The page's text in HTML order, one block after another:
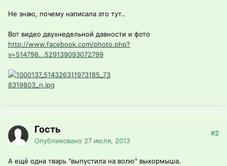
Не знаю, почему написала это тут..
Вот видео двухнедельной давности и фото
http://www.facebook.com/photo.php?
v=514798...529139093072799
Гость
Опубликовано 27 июля, 2013
#2
А ещё одна тварь "выпустила на волю" выкормыша.